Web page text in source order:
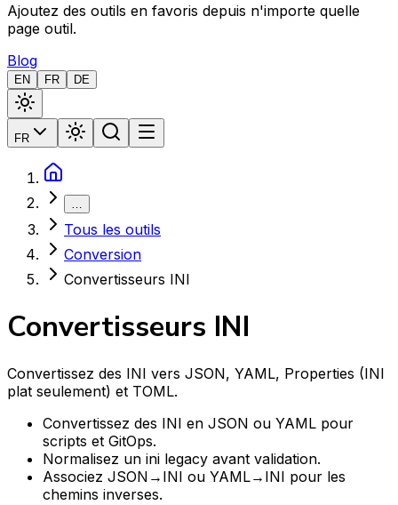
Ajoutez des outils en favoris depuis n'importe quelle
page outil.
Blog
EN FR DE
FR
…
Tous les outils
Conversion
Convertisseurs INI
Convertisseurs INI
Convertissez des INI vers JSON, YAML, Properties (INI
plat seulement) et TOML.
Convertissez des INI en JSON ou YAML pour
scripts et GitOps.
Normalisez un ini legacy avant validation.
Associez JSON→INI ou YAML→INI pour les
chemins inverses.